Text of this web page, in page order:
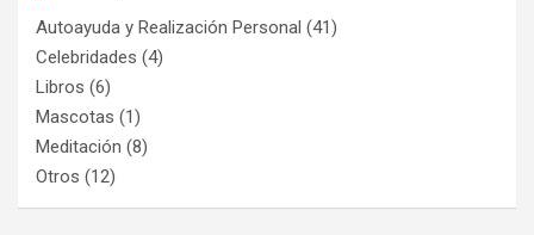
Autoayuda y Realización Personal (41)
Celebridades (4)
Libros (6)
Mascotas (1)
Meditación (8)
Otros (12)